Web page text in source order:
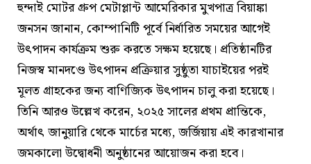
হুন্দাই মোটর গ্রুপ মেটাপ্লান্ট আমেরিকার মুখপাত্র বিয়াঙ্কা
জনসন জানান, কোম্পানিটি পূর্বে নির্ধারিত সময়ের আগেই
উৎপাদন কার্যক্রম শুরু করতে সক্ষম হয়েছে। প্রতিষ্ঠানটির
নিজস্ব মানদণ্ডে উৎপাদন প্রক্রিয়ার সুষ্ঠুতা যাচাইয়ের পরই
মূলত গ্রাহকের জন্য বাণিজ্যিক উৎপাদন চালু করা হয়েছে।
তিনি আরও উল্লেখ করেন, ২০২৫ সালের প্রথম প্রান্তিকে,
অর্থাৎ জানুয়ারি থেকে মার্চের মধ্যে, জর্জিয়ায় এই কারখানার
জমকালো উদ্বোধনী অনুষ্ঠানের আয়োজন করা হবে।